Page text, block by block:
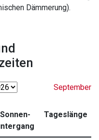
Dämmerung).
September
Sonnen­
Tageslänge